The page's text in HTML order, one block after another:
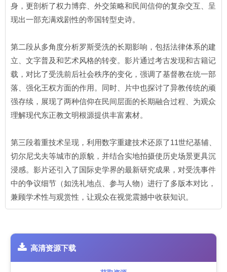
身，更剖析了权力博弈、外交策略和民间信仰的复杂交互、呈
现出一部充满戏剧性的帝国转型史诗。
第二段从多角度分析罗斯受洗的长期影响，包括法律体系的建
立、文字普及和艺术风格的转变。影片通过考古发现和古籍记
载，对比了受洗前后社会秩序的变化，强调了基督教在统一部
落、强化王权方面的作用。同时、片中也探讨了异教传统的顽
强存续，展现了两种信仰在民间层面的长期融合过程、为观众
理解现代东正教文明根源提供丰富素材。
第三段着重技术呈现，利用数字重建技术还原了11世纪基辅、
切尔尼戈夫等城市的原貌，并结合实地拍摄使历史场景更具沉
浸感。影片还引入了国际史学界的最新研究成果，对受洗事件
中的争议细节（如洗礼地点、参与人物）进行了多版本对比，
兼顾学术性与观赏性，让观众在视觉震撼中收获知识。
高清资源下载